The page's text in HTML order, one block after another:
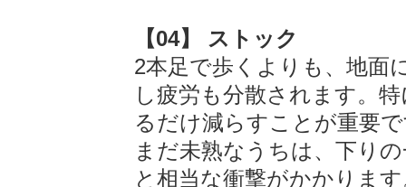
【04】 ストック
2本足で歩くよりも、地面
し疲労も分散されます。
るだけ減らすことが重要
まだ未熟なうちは、下り
と相当な衝撃がかかりま